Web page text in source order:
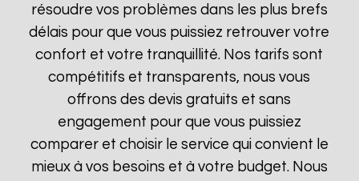
résoudre vos problèmes dans les plus brefs
délais pour que vous puissiez retrouver votre
confort et votre tranquillité. Nos tarifs sont
compétitifs et transparents, nous vous
offrons des devis gratuits et sans
engagement pour que vous puissiez
comparer et choisir le service qui convient le
mieux à vos besoins et à votre budget. Nous